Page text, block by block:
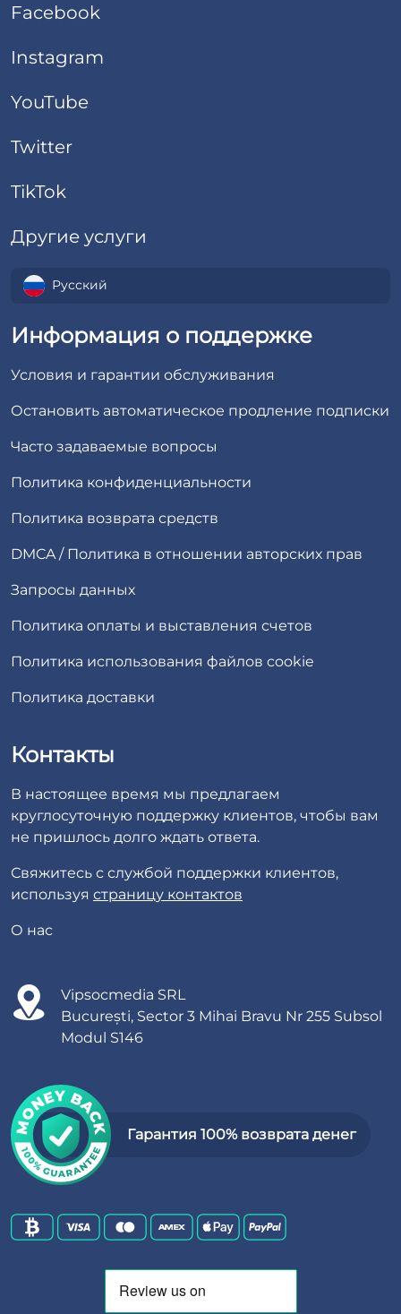
Facebook
Instagram
YouTube
Twitter
TikTok
Другие услуги
Русский
Информация о поддержке
Условия и гарантии обслуживания
Остановить автоматическое продление подписки
Часто задаваемые вопросы
Политика конфиденциальности
Политика возврата средств
DMCA / Политика в отношении авторских прав
Запросы данных
Политика оплаты и выставления счетов
Политика использования файлов cookie
Политика доставки
Контакты
В настоящее время мы предлагаем
круглосуточную поддержку клиентов, чтобы вам
не пришлось долго ждать ответа.
Свяжитесь с службой поддержки клиентов,
используя страницу контактов
О нас
Vipsocmedia SRL
București, Sector 3 Mihai Bravu Nr 255 Subsol
Modul S146
Гарантия 100% возврата денег